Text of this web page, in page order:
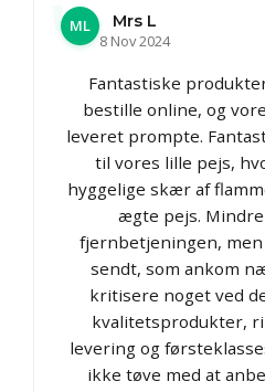
ML
Mrs L
8 Nov 2024
Fantastiske
bestille online, og
leveret prompte.
til vores lille pejs,
hyggelige skær af
ægte pejs.
fjernbetjeningen,
sendt, som ankom
kritisere noget ved
kvalitetsprodukter,
levering og
ikke tøve med at